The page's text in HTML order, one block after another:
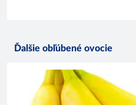
Ďalšie obľúbené ovocie